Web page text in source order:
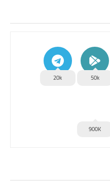
50k
20k
900K